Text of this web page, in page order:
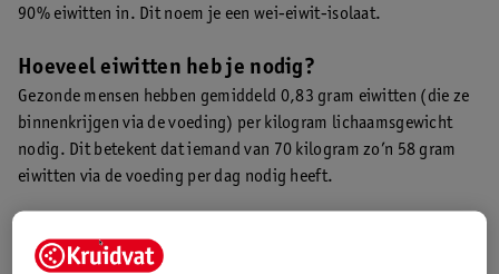
90% eiwitten in. Dit noem je een wei-eiwit-isolaat.
Hoeveel eiwitten heb je nodig?
Gezonde mensen hebben gemiddeld 0,83 gram eiwitten (die ze
binnenkrijgen via de voeding) per kilogram lichaamsgewicht
nodig. Dit betekent dat iemand van 70 kilogram zo’n 58 gram
eiwitten via de voeding per dag nodig heeft.
krachtsporten staat de ontwikkeling van spierkracht centraal,